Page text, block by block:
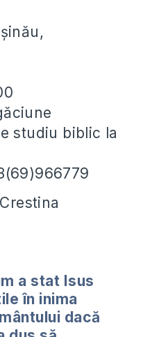
studiu biblic la
a stat Isus
în inima
dacă